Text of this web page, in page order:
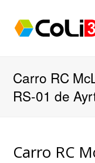
Carro RC
RS-01 de
Carro RC